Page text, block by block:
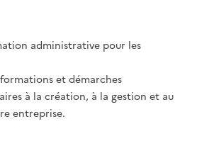
administrative pour les
et démarches
à la création, à la gestion et au
entreprise.